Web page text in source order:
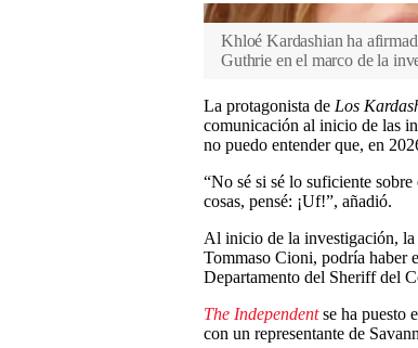
Khloé Kardashian ha
Guthrie en el marco de la
La protagonista de Los
comunicación al inicio de las
no puedo entender que, en
“No sé si sé lo suficiente
cosas, pensé: ¡Uf!”, añadió.
Al inicio de la investigación,
Tommaso Cioni, podría haber
Departamento del Sheriff del
The Independentse ha puesto
con un representante de